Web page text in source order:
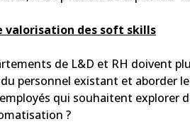
valorisation des soft skills
de L&D et RH doivent
personnel existant et aborder
qui souhaitent explorer
?